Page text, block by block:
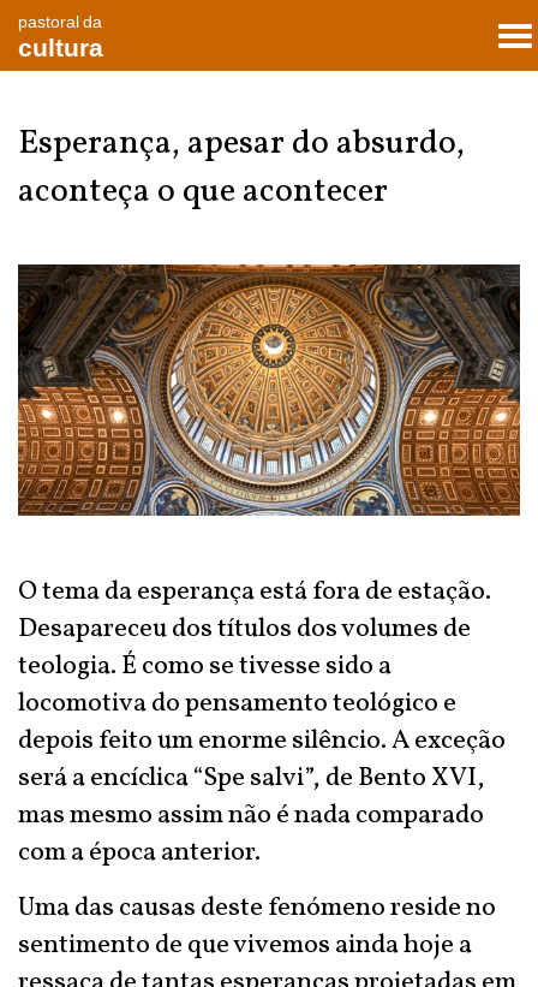
pastoral da
cultura
Esperança, apesar do absurdo,
aconteça o que acontecer
O tema da esperança está fora de estação.
Desapareceu dos títulos dos volumes de
teologia. É como se tivesse sido a
locomotiva do pensamento teológico e
depois feito um enorme silêncio. A exceção
será a encíclica “Spe salvi”, de Bento XVI,
mas mesmo assim não é nada comparado
com a época anterior.
Uma das causas deste fenómeno reside no
sentimento de que vivemos ainda hoje a